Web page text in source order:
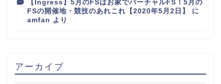
【Ingress】5月のFSはお家でバーチャルFS！5月の
FSの開催地・競技のあれこれ【2020年5月2日】
に
amfan より
アーカイブ